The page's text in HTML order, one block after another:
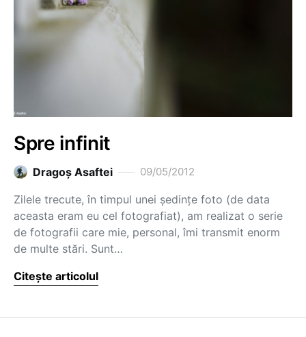
Spre infinit
Dragoş Asaftei 09/05/2012
Zilele trecute, în timpul unei ședințe foto (de data
aceasta eram eu cel fotografiat), am realizat o serie
de fotografii care mie, personal, îmi transmit enorm
de multe stări. Sunt…
Citește articolul